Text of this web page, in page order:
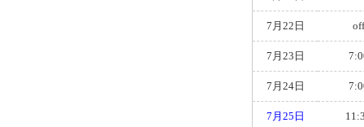
7月22日 off
7月23日
7月24日
7月25日